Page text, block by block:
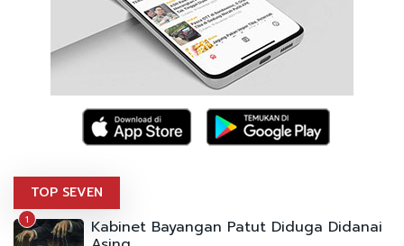
TOP SEVEN
1 Kabinet Bayangan Patut Diduga Didanai